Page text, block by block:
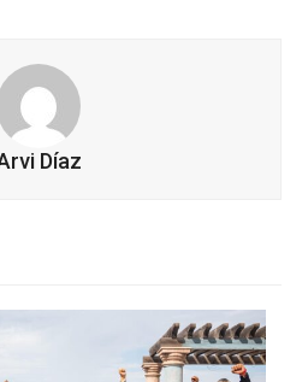
Díaz